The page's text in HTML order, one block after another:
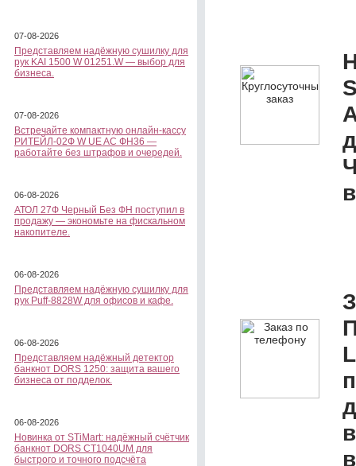
07-08-2026
Представляем надёжную сушилку для
рук KAI 1500 W 01251.W — выбор для
бизнеса.
07-08-2026
Встречайте компактную онлайн-кассу
РИТЕЙЛ-02Ф W UE AC ФН36 —
работайте без штрафов и очередей.
06-08-2026
АТОЛ 27Ф Черный Без ФН поступил в
продажу — экономьте на фискальном
накопителе.
06-08-2026
Представляем надёжную сушилку для
рук Puff-8828W для офисов и кафе.
06-08-2026
Представляем надёжный детектор
банкнот DORS 1250: защита вашего
бизнеса от подделок.
06-08-2026
Новинка от STiMart: надёжный счётчик
банкнот DORS CT1040UM для
быстрого и точного подсчёта